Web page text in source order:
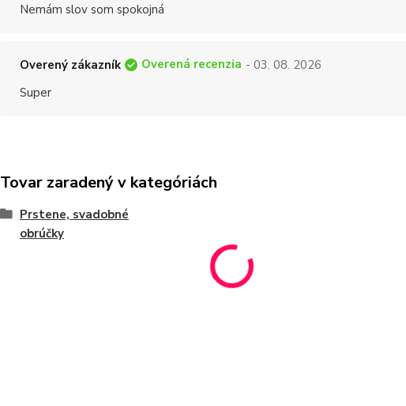
Nemám slov som spokojná
Overený zákazník Overená recenzia - 03. 08. 2026
Super
Tovar zaradený v kategóriách
Prstene, svadobné
obrúčky